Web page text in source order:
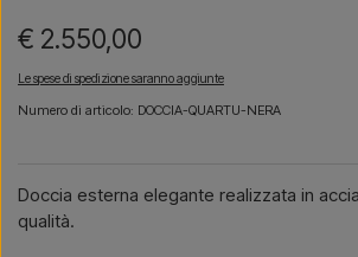
€ 2.550,00
Le spese di spedizione saranno aggiunte
Numero di articolo: DOCCIA-QUARTU-NERA
Doccia esterna elegante realizzata in
qualità.